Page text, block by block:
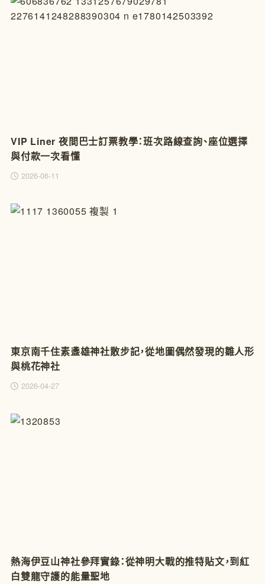
VIP Liner 夜間巴士訂票教學：班次路線查詢、座位選擇
與付款一次看懂
2026-06-11
東京南千住素盞雄神社散步記，從地圖偶然發現的雛人形
與桃花神社
2026-04-27
熱海伊豆山神社參拜實錄：從神明大戰的推特貼文，到紅
白雙龍守護的能量聖地